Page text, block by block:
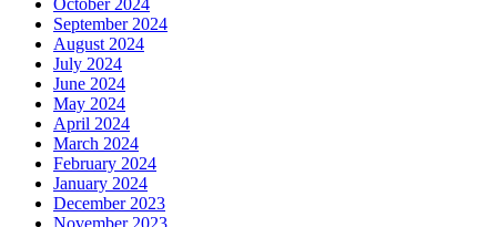
October 2024
September 2024
August 2024
July 2024
June 2024
May 2024
April 2024
March 2024
February 2024
January 2024
December 2023